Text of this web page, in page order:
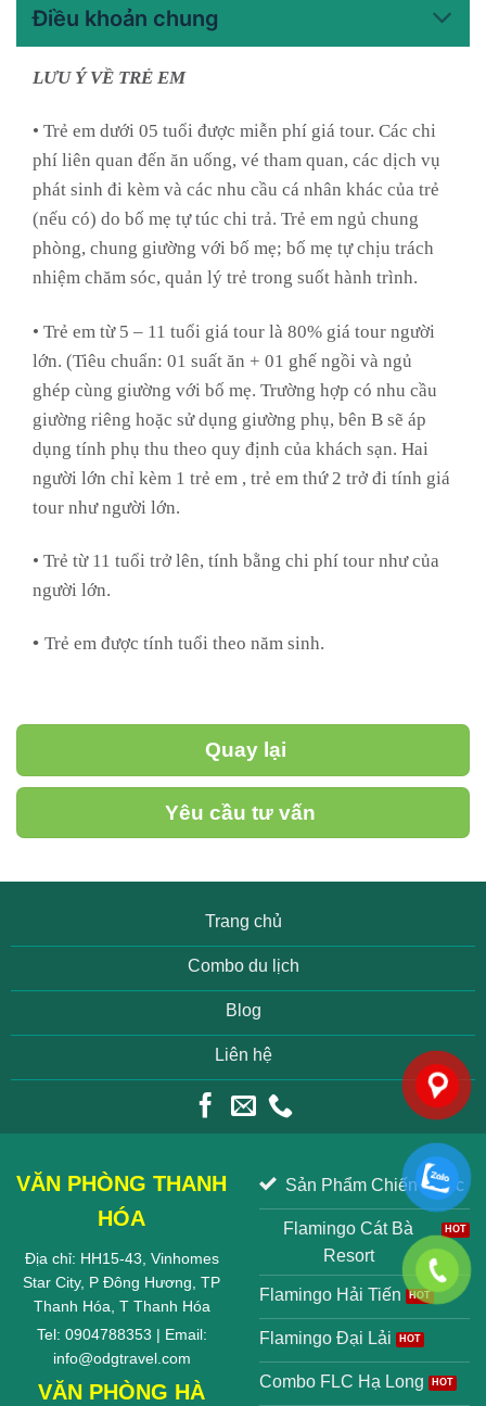
Điều khoản chung
LƯU Ý VỀ TRẺ EM
• Trẻ em dưới 05 tuổi được miễn phí giá tour. Các chi
phí liên quan đến ăn uống, vé tham quan, các dịch vụ
phát sinh đi kèm và các nhu cầu cá nhân khác của trẻ
(nếu có) do bố mẹ tự túc chi trả. Trẻ em ngủ chung
phòng, chung giường với bố mẹ; bố mẹ tự chịu trách
nhiệm chăm sóc, quản lý trẻ trong suốt hành trình.
• Trẻ em từ 5 – 11 tuổi giá tour là 80% giá tour người
lớn. (Tiêu chuẩn: 01 suất ăn + 01 ghế ngồi và ngủ
ghép cùng giường với bố mẹ. Trường hợp có nhu cầu
giường riêng hoặc sử dụng giường phụ, bên B sẽ áp
dụng tính phụ thu theo quy định của khách sạn. Hai
người lớn chỉ kèm 1 trẻ em , trẻ em thứ 2 trở đi tính giá
tour như người lớn.
• Trẻ từ 11 tuổi trở lên, tính bằng chi phí tour như của
người lớn.
• Trẻ em được tính tuổi theo năm sinh.
Quay lại
Yêu cầu tư vấn
Trang chủ
Combo du lịch
Blog
Liên hệ
VĂN PHÒNG THANH
HÓA
Địa chỉ: HH15-43, Vinhomes
Star City, P Đông Hương, TP
Thanh Hóa, T Thanh Hóa
Tel: 0904788353 | Email:
info@odgtravel.com
VĂN PHÒNG HÀ
Sản Phẩm Chiến Lược
Flamingo Cát Bà
Resort
Flamingo Hải Tiến
Flamingo Đại Lải
Combo FLC Hạ Long